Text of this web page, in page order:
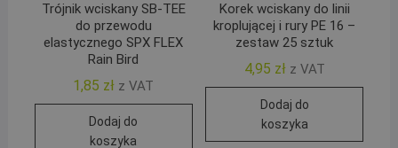
Trójnik wciskany SB-TEE
do przewodu
elastycznego SPX FLEX
Rain Bird
1,85 zł z VAT
Dodaj do
koszyka
Korek wciskany do linii
kroplującej i rury PE 16 –
zestaw 25 sztuk
4,95 zł z VAT
Dodaj do
koszyka